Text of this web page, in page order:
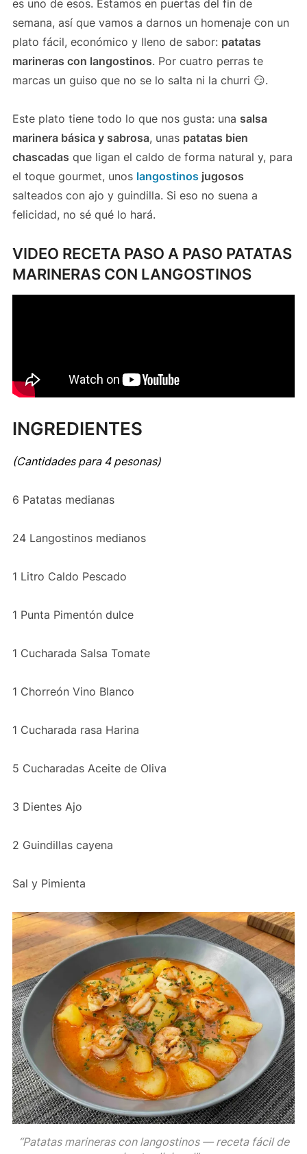
es uno de esos. Estamos en puertas del fin de
semana, así que vamos a darnos un homenaje con un
plato fácil, económico y lleno de sabor: patatas
marineras con langostinos. Por cuatro perras te
marcas un guiso que no se lo salta ni la churri 😏.
Este plato tiene todo lo que nos gusta: una salsa
marinera básica y sabrosa, unas patatas bien
chascadas que ligan el caldo de forma natural y, para
el toque gourmet, unos langostinos jugosos
salteados con ajo y guindilla. Si eso no suena a
felicidad, no sé qué lo hará.
VIDEO RECETA PASO A PASO PATATAS
MARINERAS CON LANGOSTINOS
INGREDIENTES
(Cantidades para 4 pesonas)
6 Patatas medianas
24 Langostinos medianos
1 Litro Caldo Pescado
1 Punta Pimentón dulce
1 Cucharada Salsa Tomate
1 Chorreón Vino Blanco
1 Cucharada rasa Harina
5 Cucharadas Aceite de Oliva
3 Dientes Ajo
2 Guindillas cayena
Sal y Pimienta
“Patatas marineras con langostinos — receta fácil de